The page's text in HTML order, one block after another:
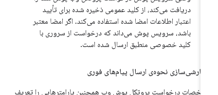
دریافت می‌کند، از کلید عمومی ذخیره شده برای تأیید
اعتبار اطلاعات امضا شده استفاده می‌کند. اگر امضا معتبر
باشد، سرویس پوش می‌داند که درخواست از سروری با
کلید خصوصی منطبق ارسال شده است.
نحوه‌ی ارسال پیام‌های فوری
درخواست پروتکل پوش وب همچنین پارامترهایی را تعریف